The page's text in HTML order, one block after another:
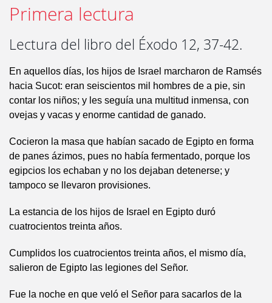
Primera lectura
Lectura del libro del Éxodo 12, 37-42.
En aquellos días, los hijos de Israel marcharon de Ramsés
hacia Sucot: eran seiscientos mil hombres de a pie, sin
contar los niños; y les seguía una multitud inmensa, con
ovejas y vacas y enorme cantidad de ganado.
Cocieron la masa que habían sacado de Egipto en forma
de panes ázimos, pues no había fermentado, porque los
egipcios los echaban y no los dejaban detenerse; y
tampoco se llevaron provisiones.
La estancia de los hijos de Israel en Egipto duró
cuatrocientos treinta años.
Cumplidos los cuatrocientos treinta años, el mismo día,
salieron de Egipto las legiones del Señor.
Fue la noche en que veló el Señor para sacarlos de la